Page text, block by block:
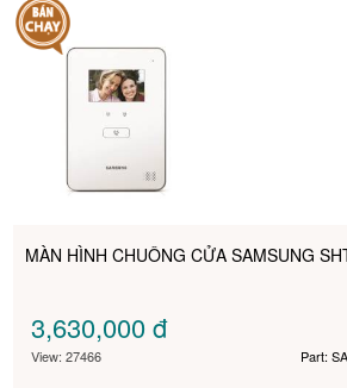
MÀN HÌNH CHUÔNG CỬA SAMSUNG
3,630,000đ
View: 27466 Part: